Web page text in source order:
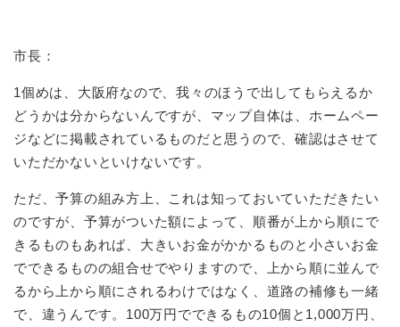
市長：
1個めは、大阪府なので、我々のほうで出してもらえるか
どうかは分からないんですが、マップ自体は、ホームペー
ジなどに掲載されているものだと思うので、確認はさせて
いただかないといけないです。
ただ、予算の組み方上、これは知っておいていただきたい
のですが、予算がついた額によって、順番が上から順にで
きるものもあれば、大きいお金がかかるものと小さいお金
でできるものの組合せでやりますので、上から順に並んで
るから上から順にされるわけではなく、道路の補修も一緒
で、違うんです。100万円でできるもの10個と1,000万円、